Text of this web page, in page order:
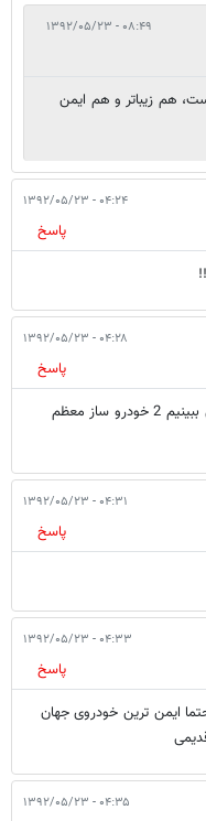
۰۸:۴۹ - ۱۳۹۲/۰۵/۲۳
هم زيباتر و هم ايمن
۰۴:۲۴ - ۱۳۹۲/۰۵/۲۳
پاسخ
۰۴:۲۸ - ۱۳۹۲/۰۵/۲۳
پاسخ
خودروهای ساخت داخل رو هم شرکت میدادین ببینیم 2 خودرو ساز معظم
۰۴:۳۱ - ۱۳۹۲/۰۵/۲۳
پاسخ
۰۴:۳۳ - ۱۳۹۲/۰۵/۲۳
پاسخ
ایمن ترین خودروی جهان
۰۴:۳۵ - ۱۳۹۲/۰۵/۲۳